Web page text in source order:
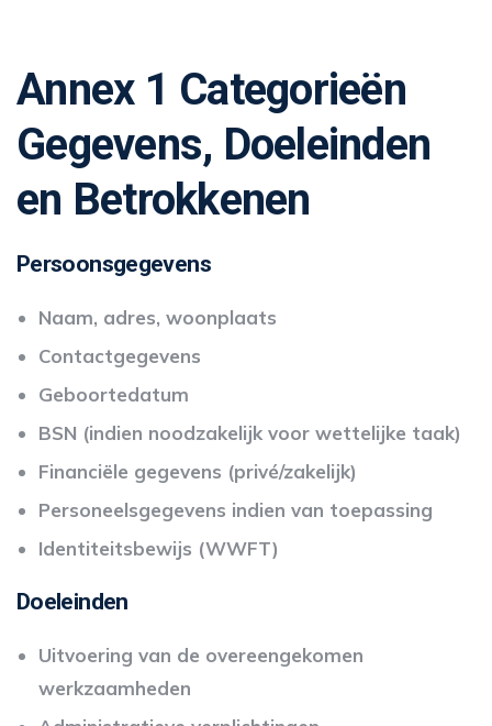
Annex 1 Categorieën
Gegevens, Doeleinden
en Betrokkenen
Persoonsgegevens
Naam, adres, woonplaats
Contactgegevens
Geboortedatum
BSN (indien noodzakelijk voor wettelijke taak)
Financiële gegevens (privé/zakelijk)
Personeelsgegevens indien van toepassing
Identiteitsbewijs (WWFT)
Doeleinden
Uitvoering van de overeengekomen
werkzaamheden